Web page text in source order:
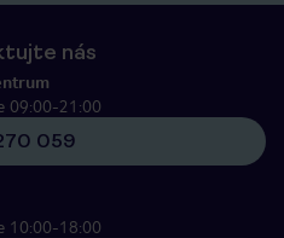
nás
09:00-21:00
059
10:00-18:00